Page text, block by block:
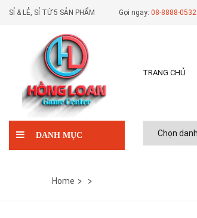
SỈ & LẺ, SỈ TỪ 5 SẢN PHẨM Gọi ngay: 08-8888-0532
TRANG CHỦ
DANH MỤC
Home